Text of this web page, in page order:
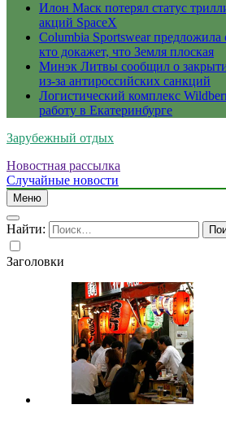
Илон Маск потерял статус
акций SpaceX
Columbia Sportswear предложила
кто докажет, что Земля плоская
Минэк Литвы сообщил о
из-за антироссийских санкций
Логистический комплекс
работу в Екатеринбурге
Зарубежный отдых
Новостная рассылка
Случайные новости
Меню
Найти:
Заголовки